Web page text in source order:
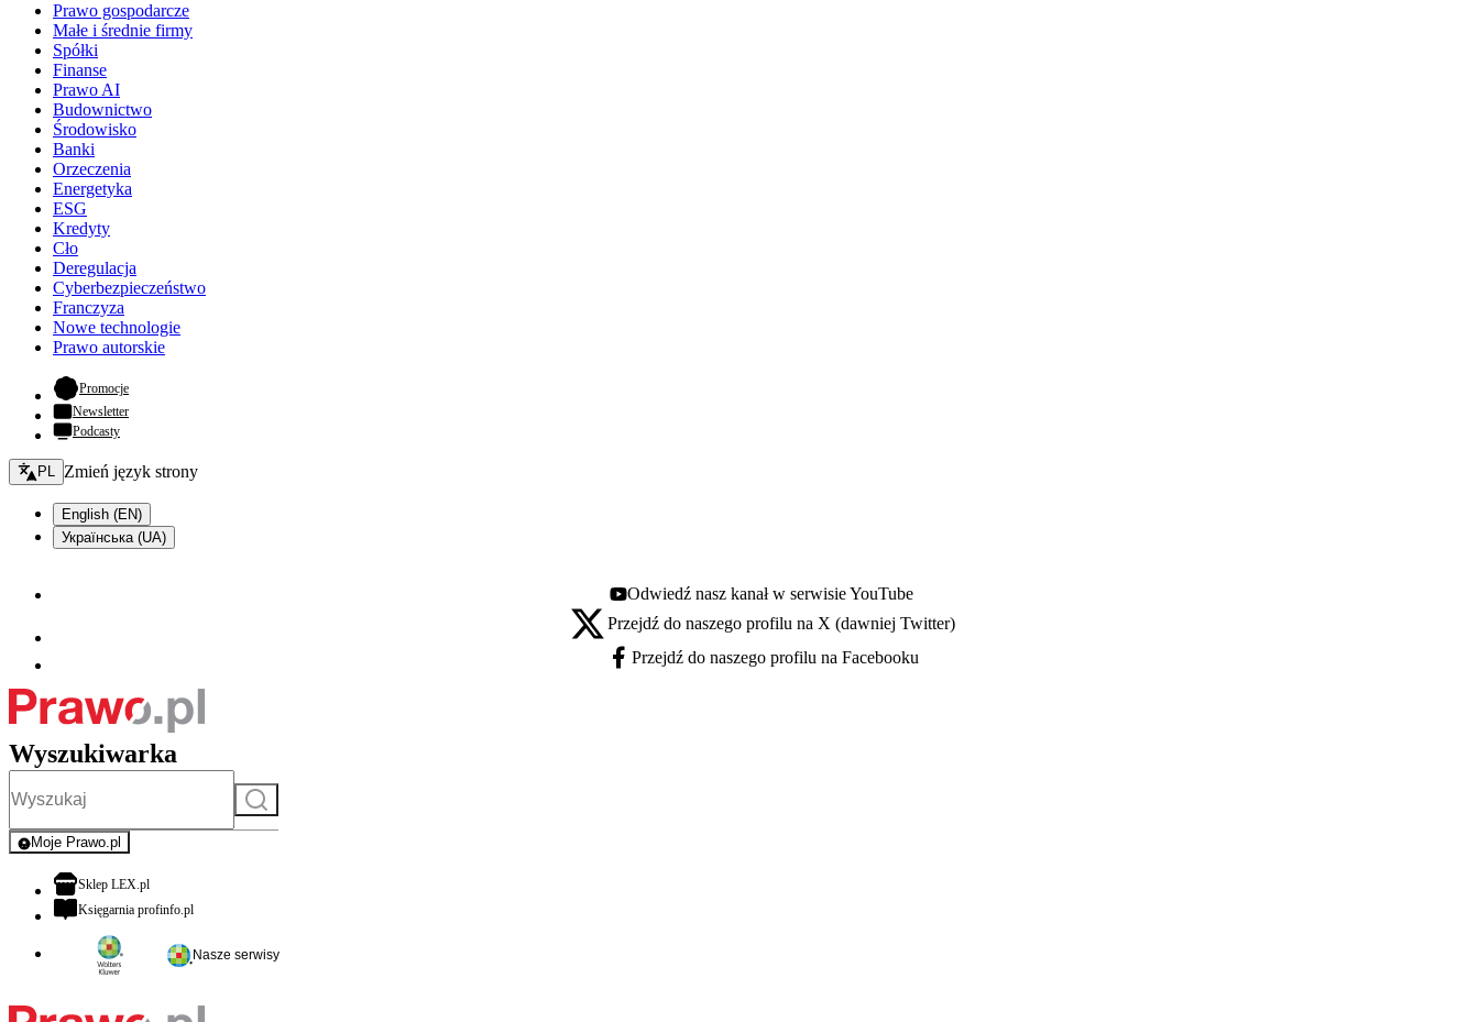
Prawo gospodarcze
Małe i średnie firmy
Spółki
Finanse
Prawo AI
Budownictwo
Środowisko
Banki
Orzeczenia
Energetyka
ESG
Kredyty
Cło
Deregulacja
Cyberbezpieczeństwo
Franczyza
Nowe technologie
Prawo autorskie
Promocje- otwiera się w nowej karcie
Newsletter
Podcasty
Zmień język - bieżący:
PL Zmień język strony
English (EN)
Українська (UA)
Youtube - otwiera się w nowej karcie
Odwiedź nasz kanał w serwisie YouTube
X - otwiera się w nowej karcie
Przejdź do naszego profilu na X (dawniej Twitter)
Facebook - otwiera się w nowej karcie
Przejdź do naszego profilu na Facebooku
Wyszukiwarka
Szukaj
Moje Prawo.pl
- rejestracja i logowanie do serwisu
Sklep LEX.plotwiera się w nowej karcie
Księgarnia profinfo.plotwiera się w nowej karcie
Nasze serwisy